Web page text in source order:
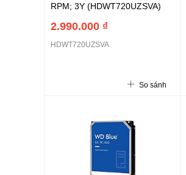
RPM; 3Y (HDWT720UZSVA)
2.990.000 ₫
HDWT720UZSVA
So sánh